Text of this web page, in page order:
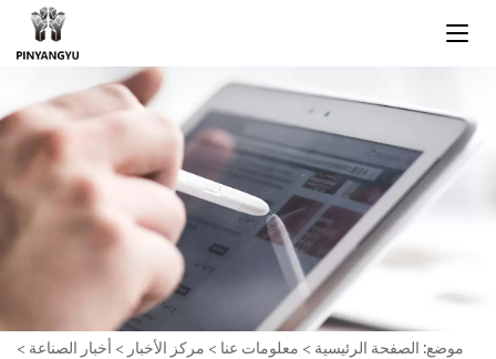
موضع: الصفحة الرئيسية > معلومات عنا > مركز الأخبار > أخبار الصناعة >